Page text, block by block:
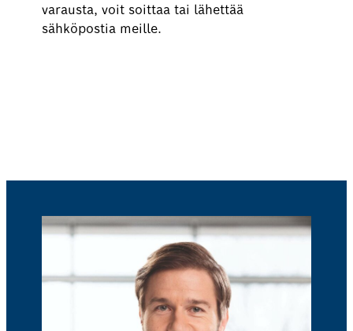
varausta, voit soittaa tai lähettää
sähköpostia meille.